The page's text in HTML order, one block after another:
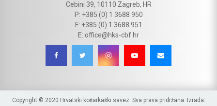
Cebini 39, 10110 Zagreb, HR
P: +385 (0) 1 3688 950
F: +385 (0) 1 3688 951
E: office@hks-cbf.hr
Copyright © 2020 Hrvatski košarkaški savez. Sva prava pridržana. Izrada: